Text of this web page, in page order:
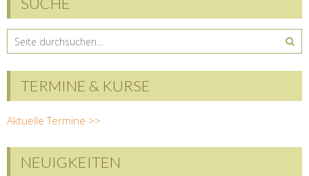
TERMINE & KURSE
Aktuelle Termine >>
NEUIGKEITEN